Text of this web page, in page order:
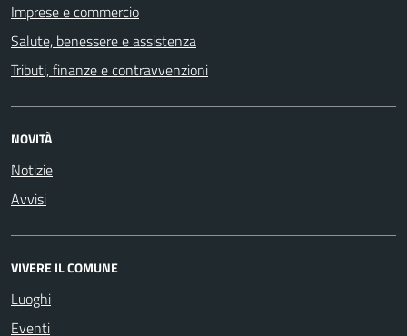
Imprese e commercio
Salute, benessere e assistenza
Tributi, finanze e contravvenzioni
NOVITÀ
Notizie
Avvisi
VIVERE IL COMUNE
Luoghi
Eventi